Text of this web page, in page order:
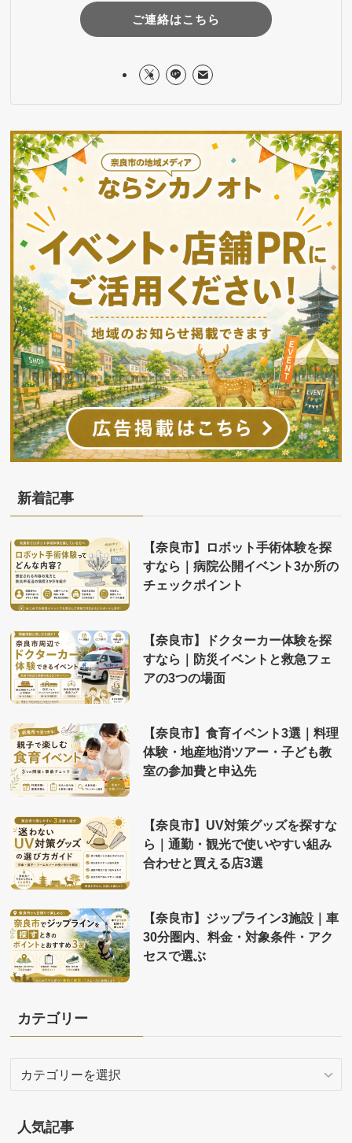
ご連絡はこちら
新着記事
【奈良市】ロボット手術体験を探
すなら｜病院公開イベント3か所の
チェックポイント
【奈良市】ドクターカー体験を探
すなら｜防災イベントと救急フェ
アの3つの場面
【奈良市】食育イベント3選｜料理
体験・地産地消ツアー・子ども教
室の参加費と申込先
【奈良市】UV対策グッズを探すな
ら｜通勤・観光で使いやすい組み
合わせと買える店3選
【奈良市】ジップライン3施設｜車
30分圏内、料金・対象条件・アク
セスで選ぶ
カテゴリー
リ人気記事